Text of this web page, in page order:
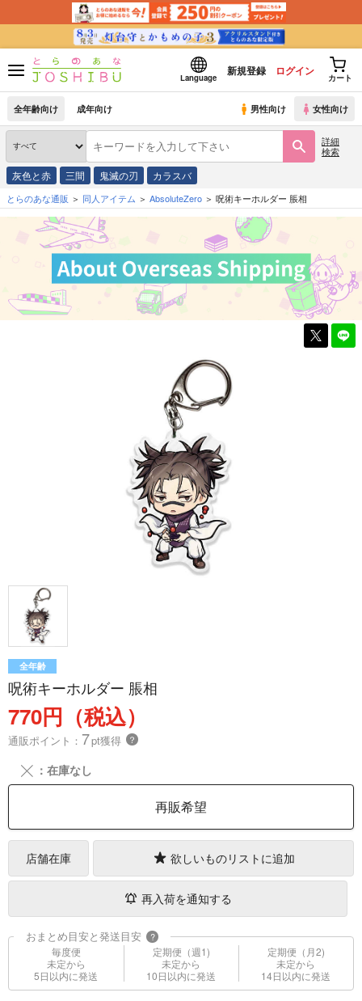
Language
新規登録 ログイン
カート
全年齢向け 成年向け 男性向け 女性向け
詳細
検索
灰色と赤 三間 鬼滅の刃 カラスバ
とらのあな通販 同人アイテム AbsoluteZero 呪術キーホルダー 脹相
全年齢
呪術キーホルダー 脹相
770円（税込）
通販ポイント： 7pt獲得 ？
╳ ：在庫なし
再販希望
店舗在庫 欲しいものリストに追加
再入荷を通知する
おまとめ目安と発送目安 ?
毎度便
未定から
5日以内に発送
定期便（週1)
未定から
10日以内に発送
定期便（月2)
未定から
14日以内に発送